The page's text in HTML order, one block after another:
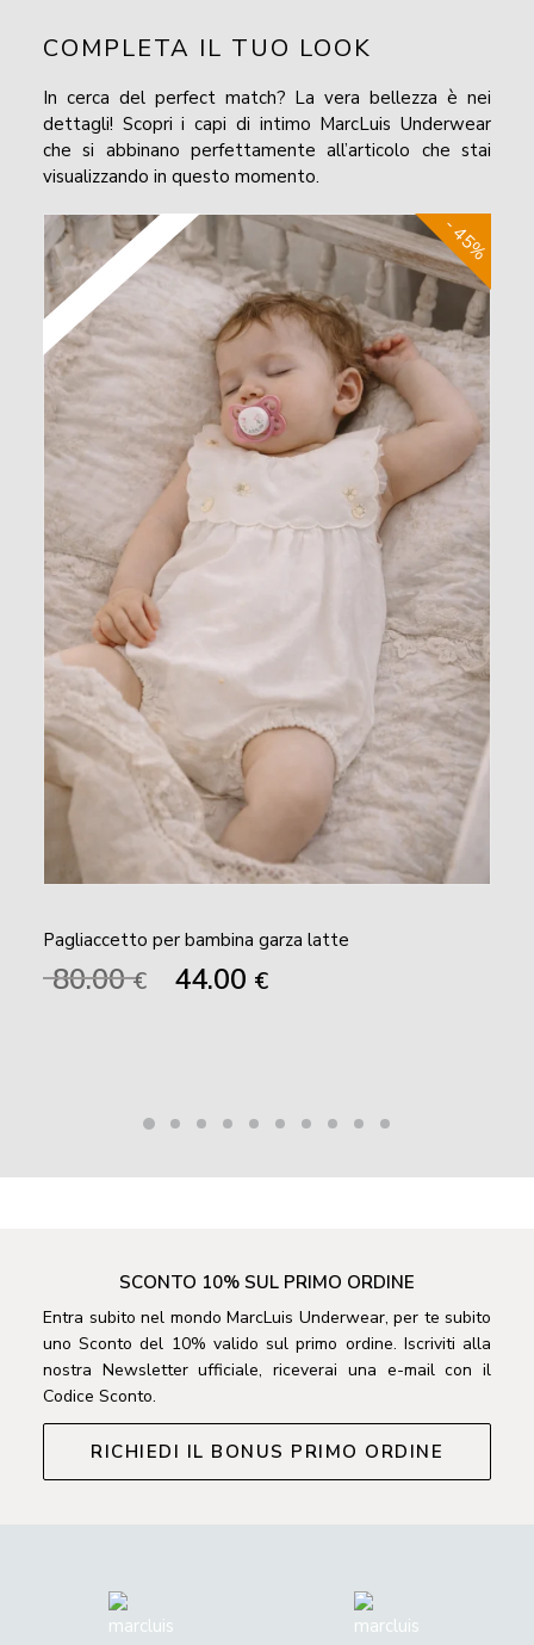
COMPLETA IL TUO LOOK
In cerca del perfect match? La vera bellezza è nei
dettagli! Scopri i capi di intimo MarcLuis Underwear
che si abbinano perfettamente all’articolo che stai
visualizzando in questo momento.
Taglie da 1M a 12M - 45%
Pagliaccetto per bambina garza latte
80.00€
Il44.00 €Il
SCONTO 10% SUL PRIMO ORDINE
Entra subito nel mondo MarcLuis Underwear, per te subito
uno Sconto del 10% valido sul primo ordine. Iscriviti alla
nostra Newsletter ufficiale, riceverai una e-mail con il
Codice Sconto.
RICHIEDI IL BONUS PRIMO ORDINE